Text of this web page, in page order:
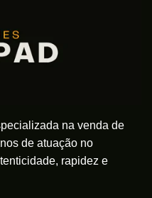
na venda de
de atuação no
rapidez e